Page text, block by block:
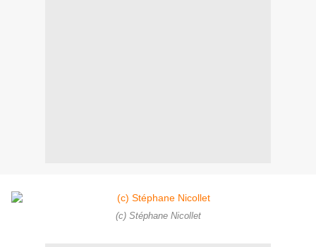
(c) Stéphane Nicollet